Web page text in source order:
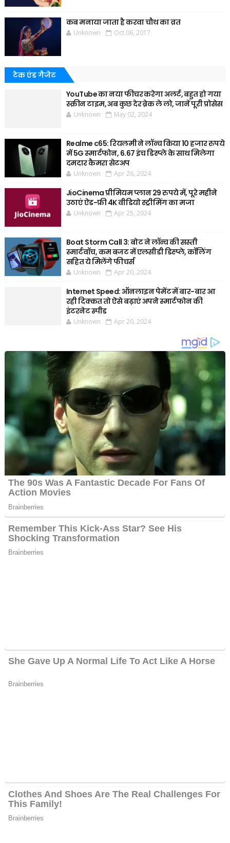
कब मनाया जाता है करवा चौथ का व्रत
Unknown Oct 06, 2017
टेक एंड गैजेट
YouTube का नया फीचर करेगा अलर्ट, बहुत हो गया
स्क्रीन टाइम, अब कुछ देर ब्रेक ले लो, जानें पूरी प्रोसेस
Unknown May 02, 2024
Realme c65: रियलमी ने लॉन्च किया 10 हजार रुपये
में 5G स्मार्टफोन, 6.67 इंच डिस्प्ले के साथ मिलेगा
दमदार कैमरा सेटअप
Unknown Apr 26, 2024
JioCinema प्रीमियम प्लान 29 रुपये में, पूरे महीने
उठाएं ऐड-फ्री 4K वीडियो स्ट्रीमिंग का मजा
Unknown Apr 25, 2024
Boat Storm Call 3: बोट ने लॉन्च की सस्ती
स्मार्टवॉच, कम बजट में एलसीडी डिस्प्ले, कॉलिंग
सहित ये मिलेंगे फीचर्स
Unknown Apr 20, 2024
Internet Speed: ऑनलाइन पेमेंट में बार-बार आ
रही दिक्कत तो ऐसे बढ़ाएं अपने स्मार्टफोन की
इंटरनेट स्पीड
Unknown Apr 20, 2024